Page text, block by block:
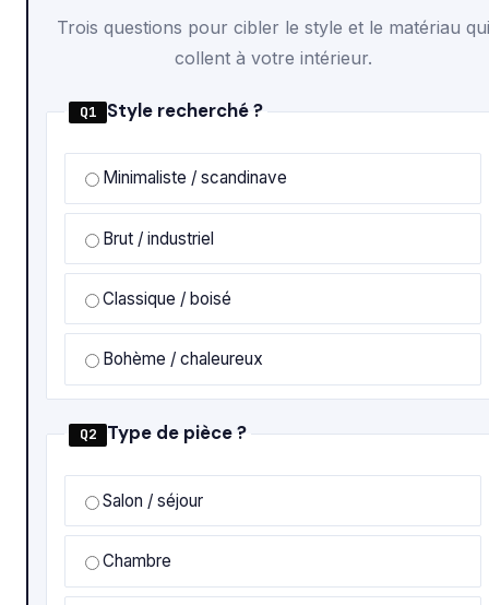
Trois questions pour cibler le style et le matériau qui
collent à votre intérieur.
Q1 Style recherché ?
Minimaliste / scandinave
Brut / industriel
Classique / boisé
Bohème / chaleureux
Q2 Type de pièce ?
Salon / séjour
Chambre